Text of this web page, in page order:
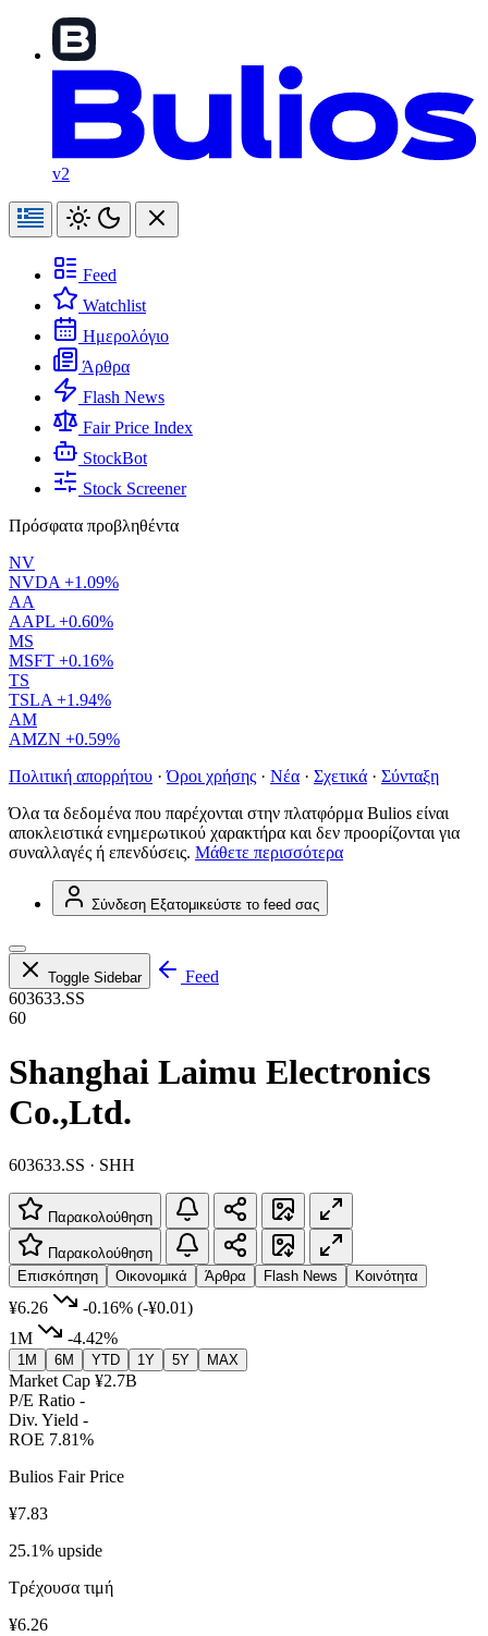
v2
Feed
Watchlist
Ημερολόγιο
Άρθρα
Flash News
Fair Price Index
StockBot
Stock Screener
Πρόσφατα προβληθέντα
NV
NVDA +1.09%
AA
AAPL +0.60%
MS
MSFT +0.16%
TS
TSLA +1.94%
AM
AMZN +0.59%
Πολιτική απορρήτου · Όροι χρήσης · Νέα · Σχετικά · Σύνταξη
Όλα τα δεδομένα που παρέχονται στην πλατφόρμα Bulios είναι
αποκλειστικά ενημερωτικού χαρακτήρα και δεν προορίζονται για
συναλλαγές ή επενδύσεις. Μάθετε περισσότερα
Σύνδεση Εξατομικεύστε το feed σας
Toggle Sidebar
Feed
603633.SS
60
Shanghai Laimu Electronics
Co.,Ltd.
603633.SS · SHH
Παρακολούθηση
Παρακολούθηση
Επισκόπηση
Οικονομικά Άρθρα Flash News Κοινότητα
¥6.26 -0.16% (-¥0.01)
1M
-4.42%
1M 6M YTD 1Y 5Y MAX
Market Cap ¥2.7B
P/E Ratio -
Div. Yield -
ROE 7.81%
Bulios Fair Price
¥7.83
25.1% upside
Τρέχουσα τιμή
¥6.26